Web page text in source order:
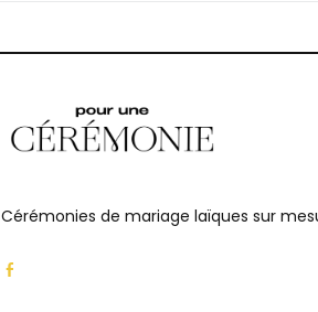
Cérémonies de mariage laïques sur